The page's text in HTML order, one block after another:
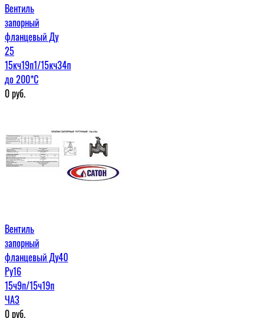
Вентиль
запорный
фланцевый Ду
25
15кч19п1/15кч34п
до 200*С
0руб.
Вентиль
запорный
фланцевый Ду40
Ру16
15ч9п/15ч19п
ЧАЗ
0руб.